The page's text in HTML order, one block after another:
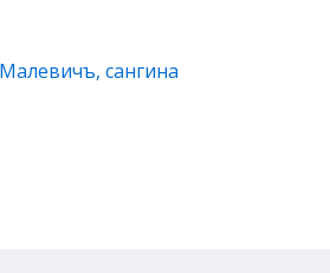
сангина